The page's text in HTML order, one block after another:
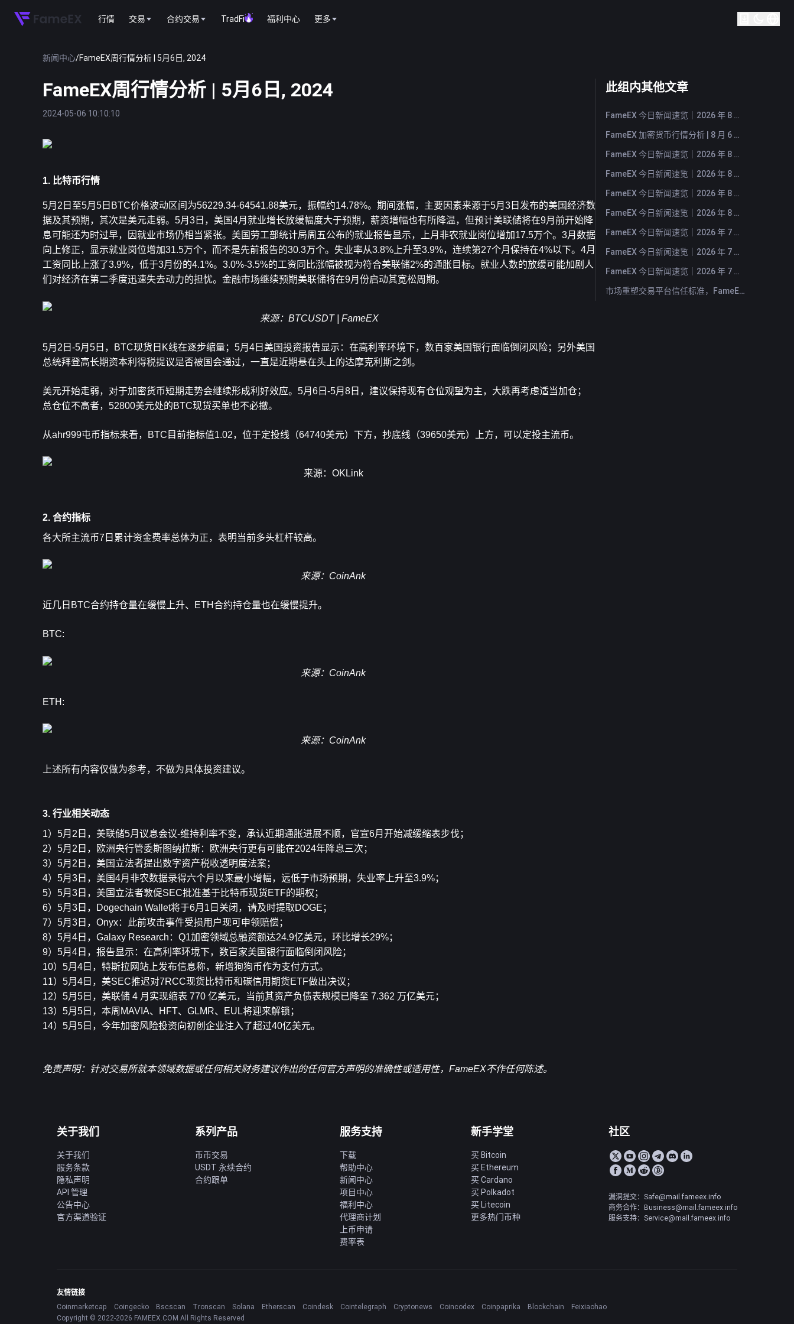
行情 交易 合约交易 TradFi 福利中心 更多
新闻中心/FameEX周行情分析 | 5月6日, 2024
FameEX周行情分析 | 5月6日, 2024
2024-05-06 10:10:10
1. 比特币行情
5月2日至5月5日 BTC价格波动区间为56229.34-64541.88美元，振幅约14.78%。期间涨幅，主要因素来源于5月3日发布的美国经济数
据及其预期，其次是美元走弱。5月3日，美国4月就业增长放缓幅度大于预期，薪资增幅也有所降温，但预计美联储将在9月前开始降
息可能还为时过早，因就业市场仍相当紧张。美国劳工部统计局周五公布的就业报告显示，上月非农就业岗位增加17.5万个。3月数据
向上修正，显示就业岗位增加31.5万个，而不是先前报告的30.3万个。失业率从3.8%上升至3.9%，连续第27个月保持在4%以下。4月
工资同比上涨了3.9%，低于3月份的4.1%。3.0%-3.5%的工资同比涨幅被视为符合美联储2%的通胀目标。就业人数的放缓可能加剧人
们对经济在第二季度迅速失去动力的担忧。金融市场继续预期美联储将在9月份启动其宽松周期。
来源：BTCUSDT | FameEX
5月2日-5月5日，BTC现货日K线在逐步缩量；5月4日美国投资报告显示：在高利率环境下，数百家美国银行面临倒闭风险；另外美国
总统拜登高长期资本利得税提议是否被国会通过，一直是近期悬在头上的达摩克利斯之剑。
美元开始走弱，对于加密货币短期走势会继续形成利好效应。5月6日-5月8日，建议保持现有仓位观望为主，大跌再考虑适当加仓；
总仓位不高者，52800美元处的BTC现货买单也不必撤。
从ahr999屯币指标来看，BTC目前指标值1.02，位于定投线（64740美元）下方，抄底线（39650美元）上方，可以定投主流币。
来源：OKLink
2. 合约指标
各大所主流币7日累计资金费率总体为正，表明当前多头杠杆较高。
来源：CoinAnk
近几日BTC合约持仓量在缓慢上升、ETH合约持仓量也在缓慢提升。
BTC:
来源：CoinAnk
ETH:
来源：CoinAnk
上述所有内容仅做为参考，不做为具体投资建议。
3. 行业相关动态
1）5月2日，美联储5月议息会议-维持利率不变，承认近期通胀进展不顺，官宣6月开始减缓缩表步伐；
2）5月2日，欧洲央行管委斯图纳拉斯：欧洲央行更有可能在2024年降息三次；
3）5月2日，美国立法者提出数字资产税收透明度法案；
4）5月3日，美国4月非农数据录得六个月以来最小增幅，远低于市场预期，失业率上升至3.9%；
5）5月3日，美国立法者敦促SEC批准基于比特币现货ETF的期权；
6）5月3日，Dogechain Wallet将于6月1日关闭，请及时提取DOGE；
7）5月3日，Onyx：此前攻击事件受损用户现可申领赔偿；
8）5月4日，Galaxy Research：Q1加密领域总融资额达24.9亿美元，环比增长29%；
9）5月4日，报告显示：在高利率环境下，数百家美国银行面临倒闭风险；
10）5月4日，特斯拉网站上发布信息称，新增狗狗币作为支付方式。
11）5月4日，美SEC推迟对7RCC现货比特币和碳信用期货ETF做出决议；
12）5月5日，美联储 4 月实现缩表 770 亿美元，当前其资产负债表规模已降至 7.362 万亿美元；
13）5月5日，本周MAVIA、HFT、GLMR、EUL将迎来解锁；
14）5月5日，今年加密风险投资向初创企业注入了超过40亿美元。
免责声明：针对交易所就本领域数据或任何相关财务建议作出的任何官方声明的准确性或适用性，FameEX不作任何陈述。
此组内其他文章
FameEX 今日新闻速览｜2026 年 8 月 7 日
FameEX 加密货币行情分析 | 8 月 6 日, 2026
FameEX 今日新闻速览｜2026 年 8 月 6 日
FameEX 今日新闻速览｜2026 年 8 月 5 日
FameEX 今日新闻速览｜2026 年 8 月 4 日
FameEX 今日新闻速览｜2026 年 8 月 3 日
FameEX 今日新闻速览｜2026 年 7 月 31 日
FameEX 今日新闻速览｜2026 年 7 月 30 日
FameEX 今日新闻速览｜2026 年 7 月 29 日
市场重塑交易平台信任标准，FameEX 以八年稳健运营持续服务全球用户
关于我们
关于我们
服务条款
隐私声明
API 管理
公告中心
官方渠道验证
系列产品
币币交易
USDT 永续合约
合约跟单
服务支持
下载
帮助中心
新闻中心
项目中心
福利中心
代理商计划
上币申请
费率表
新手学堂
买 Bitcoin
买 Ethereum
买 Cardano
买 Polkadot
买 Litecoin
更多热门币种
社区
漏洞提交：Safe@mail.fameex.info
商务合作：Business@mail.fameex.info
服务支持：Service@mail.fameex.info
友情链接
Coinmarketcap
Coingecko Bscscan Tronscan Solana Etherscan Coindesk Cointelegraph Cryptonews Coincodex Coinpaprika Blockchain
Feixiaohao
Copyright © 2022-2026 FAMEEX.COM All Rights Reserved